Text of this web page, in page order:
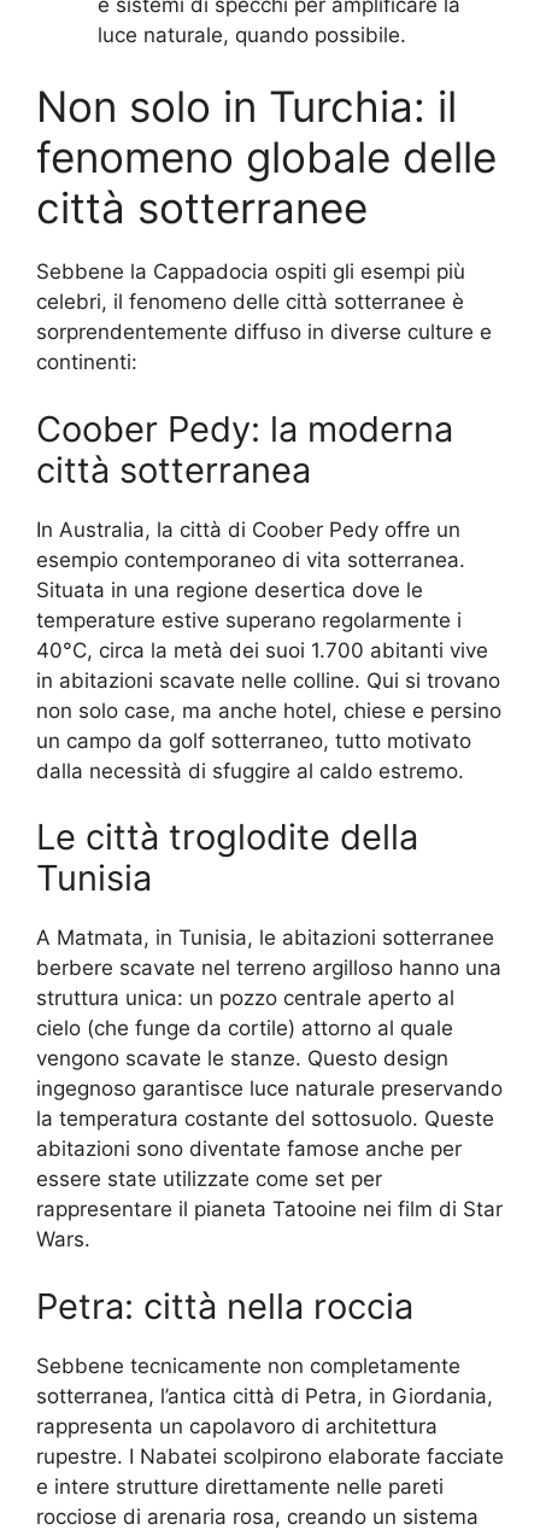
luce naturale, quando possibile.
Non solo in Turchia: il
fenomeno globale delle
città sotterranee
Sebbene la Cappadocia ospiti gli esempi più
celebri, il fenomeno delle città sotterranee è
sorprendentemente diffuso in diverse culture e
continenti:
Coober Pedy: la moderna
città sotterranea
In Australia, la città di Coober Pedy offre un
esempio contemporaneo di vita sotterranea.
Situata in una regione desertica dove le
temperature estive superano regolarmente i
40°C, circa la metà dei suoi 1.700 abitanti vive
in abitazioni scavate nelle colline. Qui si trovano
non solo case, ma anche hotel, chiese e persino
un campo da golf sotterraneo, tutto motivato
dalla necessità di sfuggire al caldo estremo.
Le città troglodite della
Tunisia
A Matmata, in Tunisia, le abitazioni sotterranee
berbere scavate nel terreno argilloso hanno una
struttura unica: un pozzo centrale aperto al
cielo (che funge da cortile) attorno al quale
vengono scavate le stanze. Questo design
ingegnoso garantisce luce naturale preservando
la temperatura costante del sottosuolo. Queste
abitazioni sono diventate famose anche per
essere state utilizzate come set per
rappresentare il pianeta Tatooine nei film di Star
Wars.
Petra: città nella roccia
Sebbene tecnicamente non completamente
sotterranea, l’antica città di Petra, in Giordania,
rappresenta un capolavoro di architettura
rupestre. I Nabatei scolpirono elaborate facciate
e intere strutture direttamente nelle pareti
rocciose di arenaria rosa, creando un sistema